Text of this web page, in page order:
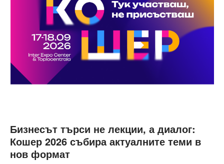
Бизнесът търси не лекции, а диалог:
Кошер 2026 събира актуалните теми в
нов формат